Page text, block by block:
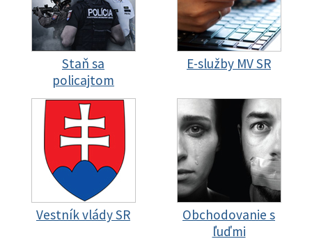
Staň sa
policajtom
E-služby MV SR
Vestník vlády SR
Obchodovanie s
ľuďmi